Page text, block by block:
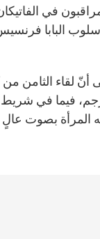
في
البابا
أنّ لقاء الثامن
المرأة بصوت عالٍ